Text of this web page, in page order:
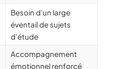
Besoin d’un large
éventail de sujets
d’étude
Accompagnement
émotionnel renforcé